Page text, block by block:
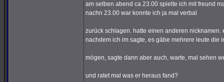
am selben abend ca 23.00 spielte ich mit freund
nachn 23.00 war konnte ich ja mal verbal
zurück schlagen. hatte einen anderen
nachdem ich im sagte, es gäbe mehrere leute die
mögen, sagte dann aber auch, warte, mal sehen
und ratet mal was er heraus fand?